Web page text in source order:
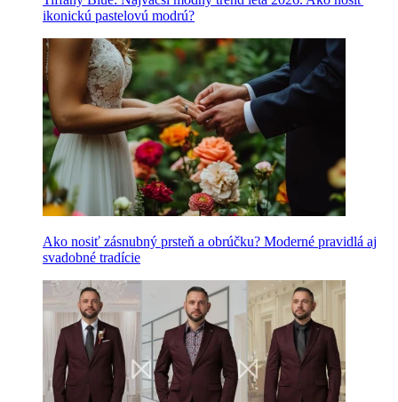
ikonickú pastelovú modrú?
Ako nosiť zásnubný prsteň a obrúčku? Moderné pravidlá aj
svadobné tradície